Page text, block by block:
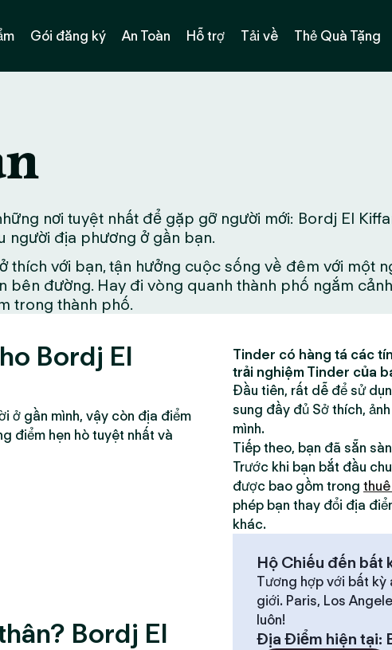
Gói đăng ký An Toàn Hỗ trợ Tải về Thẻ Quà Tặng
nơi tuyệt nhất để gặp gỡ người mới: Bordj El
người địa phương ở gần bạn.
với bạn, tận hưởng cuộc sống về đêm với một
bên đường. Hay đi vòng quanh thành phố ngắm
trong thành phố.
Bordj El
ở gần mình, vậy còn địa điểm
điểm hẹn hò tuyệt nhất và
Bordj El
Tinder có hàng tá các
trải nghiệm Tinder của
Đầu tiên, rất dễ để sử
sung đầy đủ Sở thích,
mình.
Tiếp theo, bạn đã sẵn
Trước khi bạn bắt đầu
được bao gồm trong
phép bạn thay đổi địa
khác.
Hộ Chiếu đến bất
Tương hợp với bất kỳ
giới. Paris, Los
luôn!
Địa Điểm hiện tại: